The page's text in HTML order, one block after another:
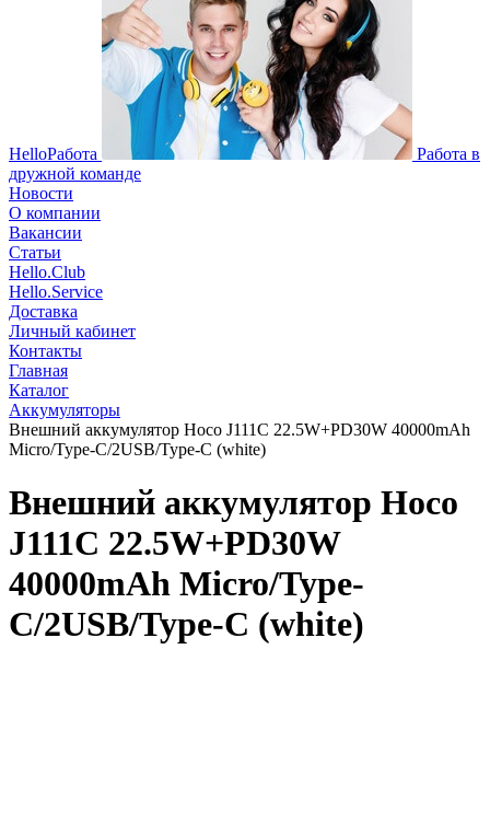
HelloРабота
Работа в
дружной команде
Новости
О компании
Вакансии
Статьи
Hello.Club
Hello.Service
Доставка
Личный кабинет
Контакты
Главная
Каталог
Аккумуляторы
Внешний аккумулятор Hoco J111C 22.5W+PD30W 40000mAh
Micro/Type-C/2USB/Type-C (white)
Внешний аккумулятор Hoco
J111C 22.5W+PD30W
40000mAh Micro/Type-
C/2USB/Type-C (white)